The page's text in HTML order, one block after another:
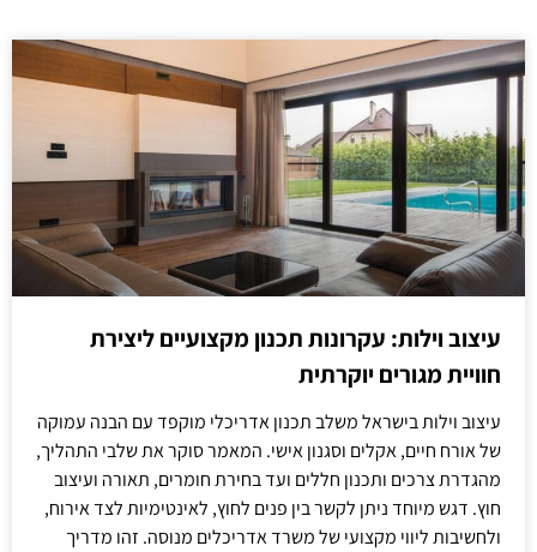
עיצוב וילות: עקרונות תכנון מקצועיים ליצירת
חוויית מגורים יוקרתית
עיצוב וילות בישראל משלב תכנון אדריכלי מוקפד עם הבנה עמוקה
של אורח חיים, אקלים וסגנון אישי. המאמר סוקר את שלבי התהליך,
מהגדרת צרכים ותכנון חללים ועד בחירת חומרים, תאורה ועיצוב
חוץ. דגש מיוחד ניתן לקשר בין פנים לחוץ, לאינטימיות לצד אירוח,
ולחשיבות ליווי מקצועי של משרד אדריכלים מנוסה. זהו מדריך